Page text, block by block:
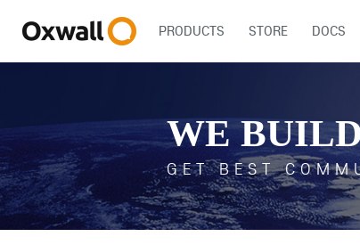
PRODUCTS STORE DOCS
WE
GET BEST